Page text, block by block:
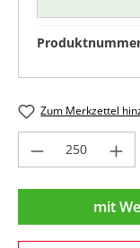
Zum Merkzettel
Produkt
mit